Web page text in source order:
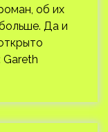
об их
Да и
Gareth